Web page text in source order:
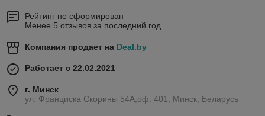
Рейтинг не сформирован
Менее 5 отзывов за последний год
Компания продает на Deal.by
Работает с 22.02.2021
г. Минск
ул. Франциска Скорины 54А,оф. 401, Минск, Беларусь